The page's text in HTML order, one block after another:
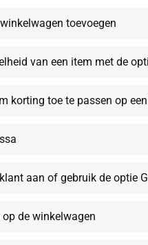
toevoegen
van een item met de
korting toe te passen op
aan of gebruik de optie
de winkelwagen